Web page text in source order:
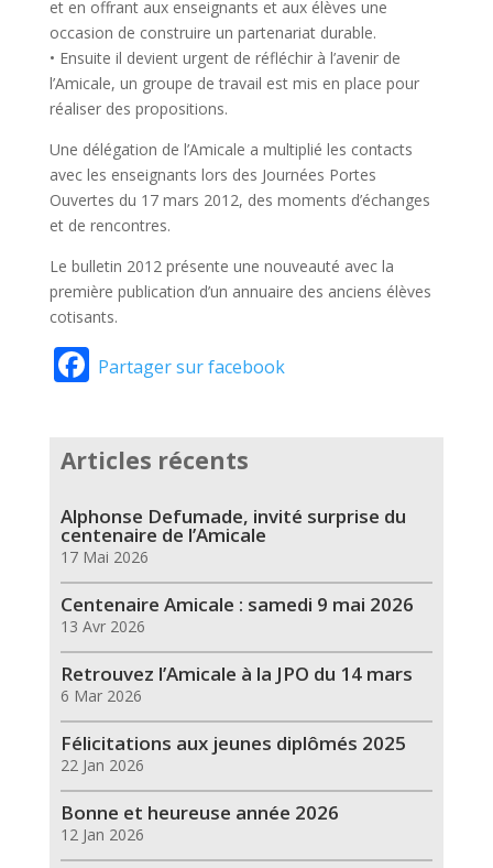
et en offrant aux enseignants et aux élèves une
occasion de construire un partenariat durable.
• Ensuite il devient urgent de réfléchir à l’avenir de
l’Amicale, un groupe de travail est mis en place pour
réaliser des propositions.
Une délégation de l’Amicale a multiplié les contacts
avec les enseignants lors des Journées Portes
Ouvertes du 17 mars 2012, des moments d’échanges
et de rencontres.
Le bulletin 2012 présente une nouveauté avec la
première publication d’un annuaire des anciens élèves
cotisants.
Facebook
Partager sur facebook
Articles récents
Alphonse Defumade, invité surprise du
centenaire de l’Amicale
17 Mai 2026
Centenaire Amicale : samedi 9 mai 2026
13 Avr 2026
Retrouvez l’Amicale à la JPO du 14 mars
6 Mar 2026
Félicitations aux jeunes diplômés 2025
22 Jan 2026
Bonne et heureuse année 2026
12 Jan 2026